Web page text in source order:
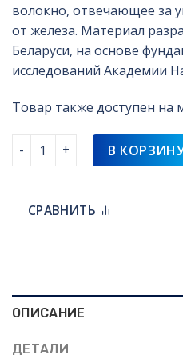
волокно, отвечающее за
от железа. Материал
Беларуси, на основе
исследований Академии
Товар также доступен на
Количество товара
В
СРАВНИТЬ
ОПИСАНИЕ
ДЕТАЛИ